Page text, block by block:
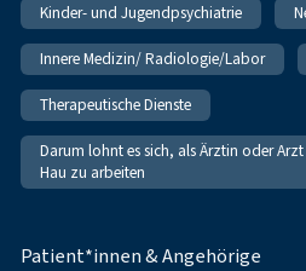
Kinder- und Jugendpsychiatrie
Innere Medizin/ Radiologie/Labor
Therapeutische Dienste
Darum lohnt es sich, als Ärztin oder
Hau zu arbeiten
Patient*innen & Angehörige